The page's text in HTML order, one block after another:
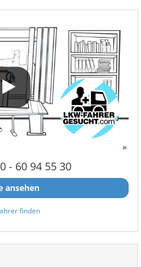
- 60 94 55 30
ansehen
finden